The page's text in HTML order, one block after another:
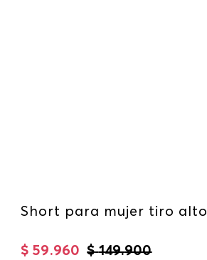
Short para mujer tiro alto
$ 149.900
$ 59.960